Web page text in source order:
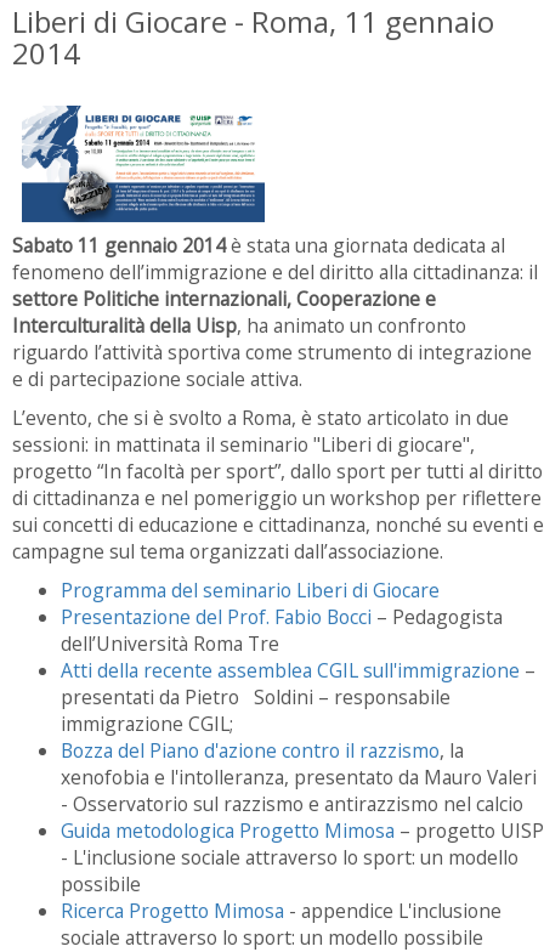
Liberi di Giocare - Roma, 11 gennaio
2014
Sabato 11 gennaio 2014è stata una giornata dedicata al
fenomeno dell’immigrazione e del diritto alla cittadinanza: il
settore Politiche internazionali, Cooperazione e
Interculturalità della Uisp, ha animato un confronto
riguardo l’attività sportiva come strumento di integrazione
e di partecipazione sociale attiva.
L’evento, che si è svolto a Roma, è stato articolato in due
sessioni: in mattinata il seminario "Liberi di giocare",
progetto “In facoltà per sport”, dallo sport per tutti al diritto
di cittadinanza e nel pomeriggio un workshop per riflettere
sui concetti di educazione e cittadinanza, nonché su eventi e
campagne sul tema organizzati dall’associazione.
Programma del seminario Liberi di Giocare
Presentazione del Prof. Fabio Bocci – Pedagogista
dell’Università Roma Tre
Atti della recente assemblea CGIL sull'immigrazione –
presentati da Pietro Soldini – responsabile
immigrazione CGIL;
Bozza del Piano d'azione contro il razzismo, la
xenofobia e l'intolleranza, presentato da Mauro Valeri
- Osservatorio sul razzismo e antirazzismo nel calcio
Guida metodologica Progetto Mimosa – progetto UISP
- L'inclusione sociale attraverso lo sport: un modello
possibile
Ricerca Progetto Mimosa - appendice L'inclusione
sociale attraverso lo sport: un modello possibile